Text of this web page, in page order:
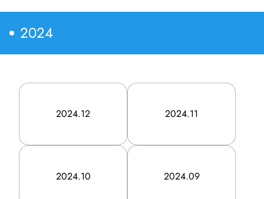
Company
代表メッセージ
会社概要
沿革
事業所・アクセス
2024
2024.12 2024.11
2024.10 2024.09